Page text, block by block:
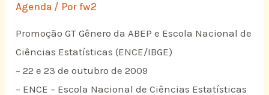
Agenda / Porfw2
Promoção GT Gênero da ABEP e Escola Nacional de
Ciências Estatísticas (ENCE/IBGE)
– 22 e 23 de outubro de 2009
– ENCE – Escola Nacional de Ciências Estatísticas